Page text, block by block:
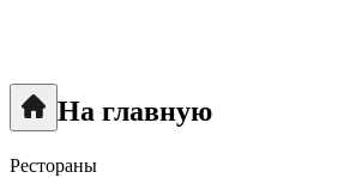
На главную
Рестораны